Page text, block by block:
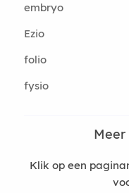
embryo
Ezio
folio
fysio
Klik op een